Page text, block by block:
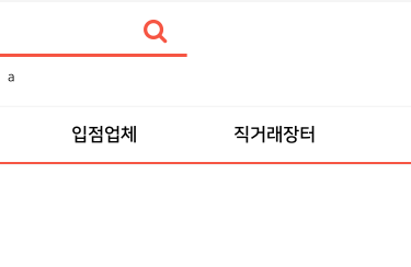
a
입점업체 직거래장터